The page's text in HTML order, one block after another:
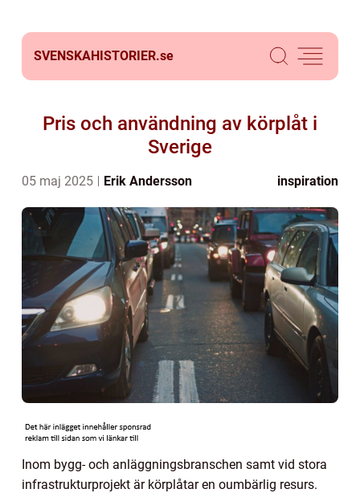
SVENSKAHISTORIER.se
Pris och användning av körplåt i
Sverige
05 maj 2025 Erik Andersson inspiration
Inom bygg- och anläggningsbranschen samt vid stora
infrastrukturprojekt är körplåtar en oumbärlig resurs.